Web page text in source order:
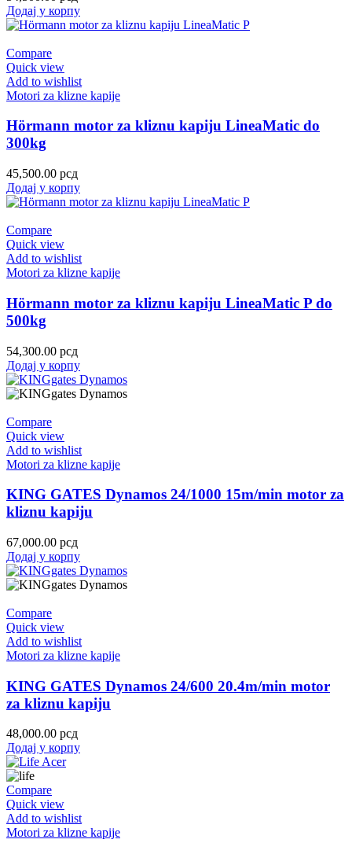
Додај у корпу
Compare
Quick view
Add to wishlist
Motori za klizne kapije
Hörmann motor za kliznu kapiju LineaMatic do
300kg
45,500.00 рсд
Додај у корпу
Compare
Quick view
Add to wishlist
Motori za klizne kapije
Hörmann motor za kliznu kapiju LineaMatic P do
500kg
54,300.00 рсд
Додај у корпу
Compare
Quick view
Add to wishlist
Motori za klizne kapije
KING GATES Dynamos 24/1000 15m/min motor za
kliznu kapiju
67,000.00 рсд
Додај у корпу
Compare
Quick view
Add to wishlist
Motori za klizne kapije
KING GATES Dynamos 24/600 20.4m/min motor
za kliznu kapiju
48,000.00 рсд
Додај у корпу
Compare
Quick view
Add to wishlist
Motori za klizne kapije